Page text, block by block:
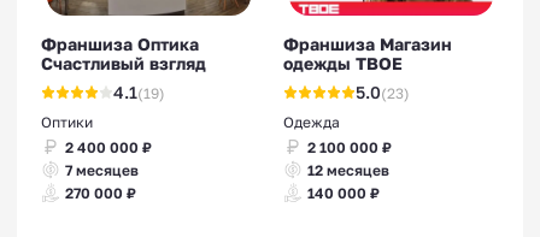
Франшиза Оптика
Счастливый взгляд
4.1(19)
Оптики
2 400 000 ₽
7 месяцев
270 000 ₽
Франшиза Магазин
одежды ТВОЕ
5.0(23)
Одежда
2 100 000 ₽
12 месяцев
140 000 ₽